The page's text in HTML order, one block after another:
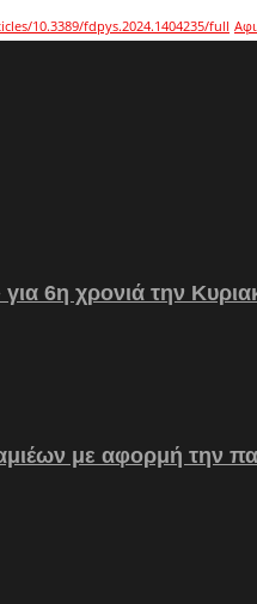
10.3389/fdpys.2024.1404235/full
6η χρονιά την
με αφορμή την